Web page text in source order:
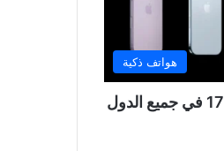
هواتف ذكية
مقارنة بين أسعار آيفون 17 في جميع الدول